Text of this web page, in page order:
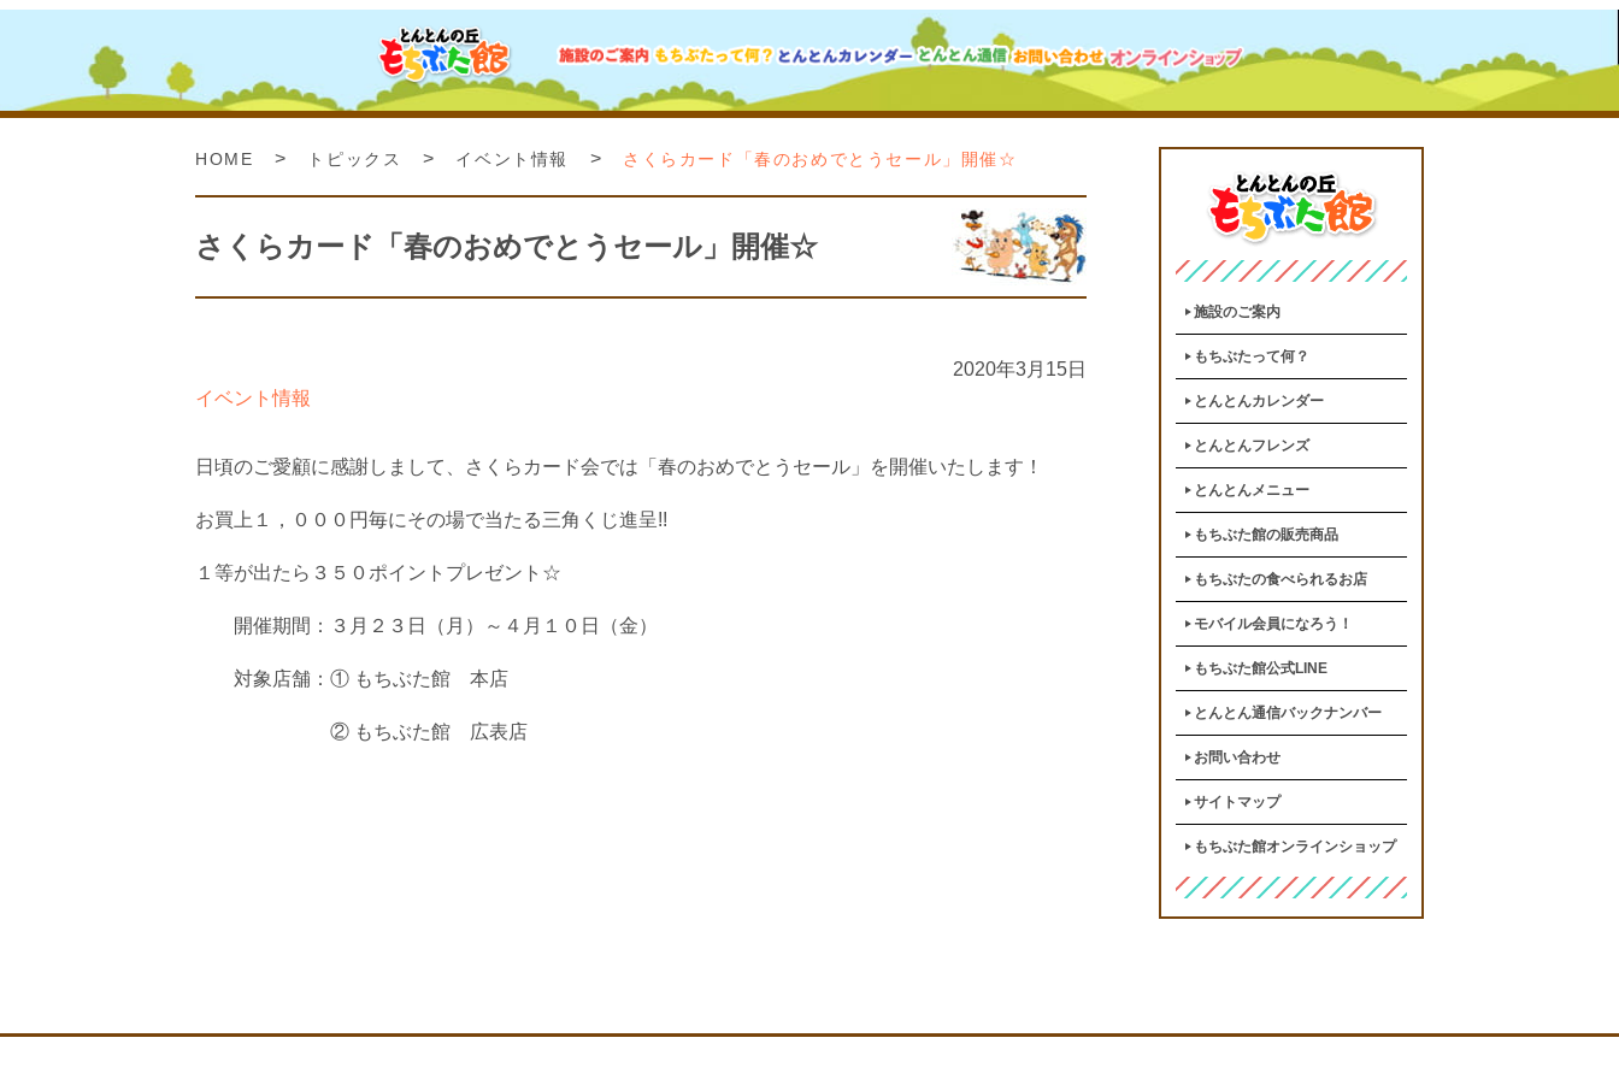
HOME > トピックス > イベント情報 > さくらカード「春のおめでとうセール」開催☆
さくらカード「春のおめでとうセール」開催☆
2020年3月15日
イベント情報
日頃のご愛顧に感謝しまして、さくらカード会では「春のおめでとうセール」を開催いたします！
お買上１，０００円毎にその場で当たる三角くじ進呈!!
１等が出たら３５０ポイントプレゼント☆
開催期間：３月２３日（月）～４月１０日（金）
対象店舗：① もちぶた館 本店
② もちぶた館 広表店
施設のご案内
もちぶたって何？
とんとんカレンダー
とんとんフレンズ
とんとんメニュー
もちぶた館の販売商品
もちぶたの食べられるお店
モバイル会員になろう！
もちぶた館公式LINE
とんとん通信バックナンバー
お問い合わせ
サイトマップ
もちぶた館オンラインショップ